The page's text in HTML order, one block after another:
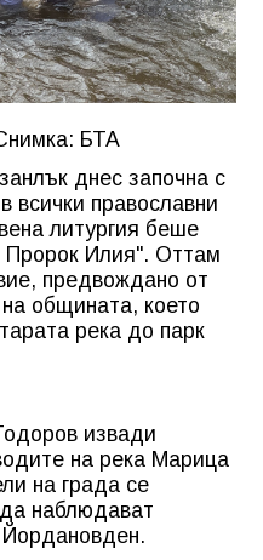
БТА
днес започна с
всички православни
литургия беше
Пророк Илия". Оттам
предвождано от
общината, което
река до парк
извади
на река Марица
на града се
наблюдават